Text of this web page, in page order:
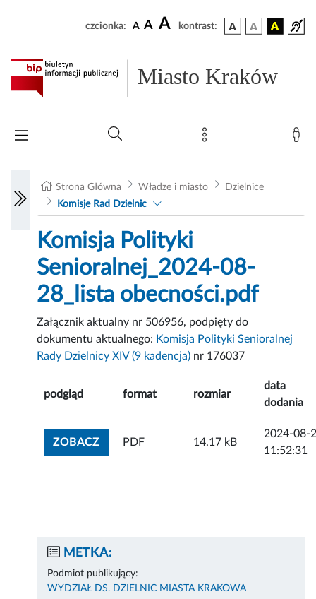
czcionka: A A A kontrast:
Miasto Kraków
Strona Główna Władze i miasto
Dzielnice
Komisje Rad Dzielnic
Komisja Polityki
Senioralnej_2024-08-
28_lista obecności.pdf
Załącznik aktualny nr 506956, podpięty do
dokumentu aktualnego: Komisja Polityki Senioralnej
Rady Dzielnicy XIV (9 kadencja) nr 176037
podgląd format rozmiar
data
dodania
ZOBACZZOBACZ ZAŁĄCZNIK
PDF 14.17 kB
2024-08-
11:52:31
METKA:
Podmiot publikujący:
WYDZIAŁ DS. DZIELNIC MIASTA KRAKOWA